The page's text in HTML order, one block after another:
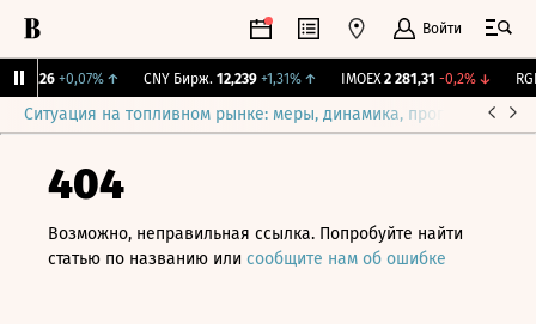
Войти
115,26 +0,07%↑ CNY Бирж. 12,239 +1,31% ↑ IMOEX 2 281,31 -0,2%↓
Ситуация на топливном рынке: меры, динамика, прогнозы
404
Возможно, неправильная ссылка. Попробуйте найти
статью по названию или сообщите нам об ошибке